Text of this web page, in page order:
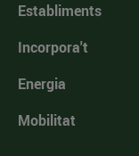
Establiments
Incorpora't
Energia
Mobilitat